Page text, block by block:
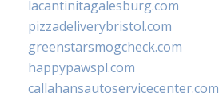
lacantinitagalesburg.com
pizzadeliverybristol.com
greenstarsmogcheck.com
happypawspl.com
callahansautoservicecenter.com